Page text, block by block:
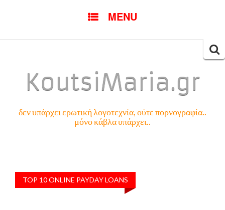
MENU
KoutsiMaria.gr
δεν υπάρχει ερωτική λογοτεχνία, ούτε πορνογραφία..
μόνο κάβλα υπάρχει..
TOP 10 ONLINE PAYDAY LOANS